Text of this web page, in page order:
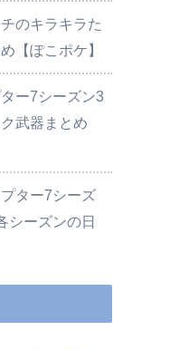
のキラキラた
【ぽこポケ】
ー7シーズン3
武器まとめ
ター7シーズ
シーズンの日